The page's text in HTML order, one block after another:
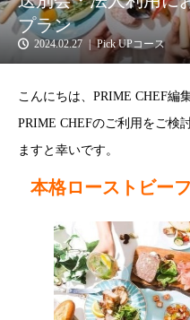
プラン
2024.02.27 Pick UPコース
こんにちは、PRIME CHEF編
PRIME CHEFのご利用をご検
ますと幸いです。
本格ローストビー